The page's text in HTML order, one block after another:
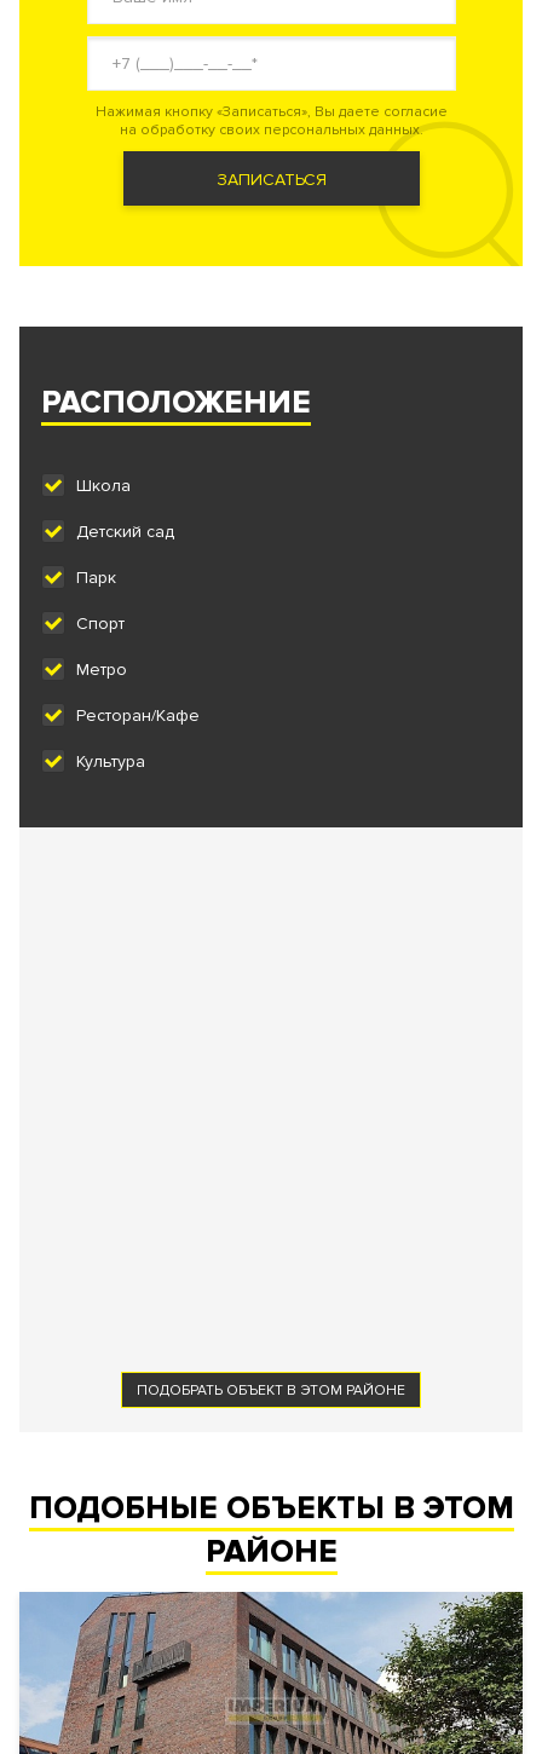
Нажимая кнопку «Записаться», Вы даете согласие
на обработку своих персональных данных.
ЗАПИСАТЬСЯ
РАСПОЛОЖЕНИЕ
Школа
Детский сад
Парк
Спорт
Метро
Ресторан/Кафе
Культура
ПОДОБРАТЬ ОБЪЕКТ В ЭТОМ РАЙОНЕ
ПОДОБНЫЕ ОБЪЕКТЫ В ЭТОМ
РАЙОНЕ